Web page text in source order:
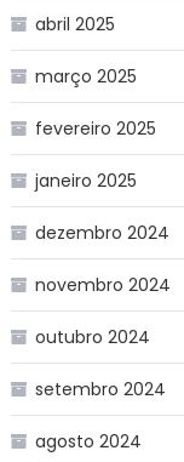
abril 2025
março 2025
fevereiro 2025
janeiro 2025
dezembro 2024
novembro 2024
outubro 2024
setembro 2024
agosto 2024